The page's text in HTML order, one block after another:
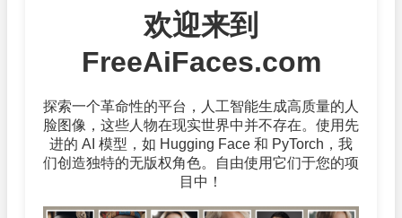
欢迎来到
FreeAiFaces.com
探索一个革命性的平台，人工智能生成高质量的人
脸图像，这些人物在现实世界中并不存在。使用先
进的 AI 模型，如 Hugging Face 和 PyTorch，我
们创造独特的无版权角色。自由使用它们于您的项
目中！